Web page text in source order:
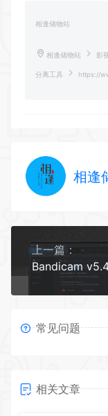
相逢储物站
相逢储物站 影
分离工具 https://
相逢
上一篇：
常见问题
相关文章